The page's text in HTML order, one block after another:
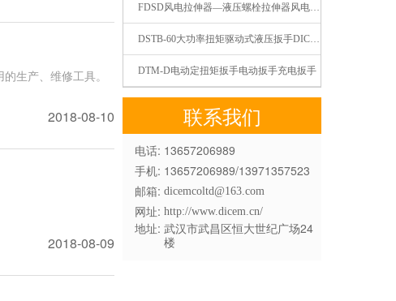
FDSD风电拉伸器—液压螺栓拉伸器风电螺栓拉伸器张拉器
DSTB-60大功率扭矩驱动式液压扳手DICEM蒂森液压
DTM-D电动定扭矩扳手电动扳手充电扳手
联系我们
电话: 13657206989
手机: 13657206989/13971357523
邮箱: dicemcoltd@163.com
网址: http://www.dicem.cn/
地址: 武汉市武昌区恒大世纪广场24
楼
生产、维修工具。
2018-08-10
2018-08-09